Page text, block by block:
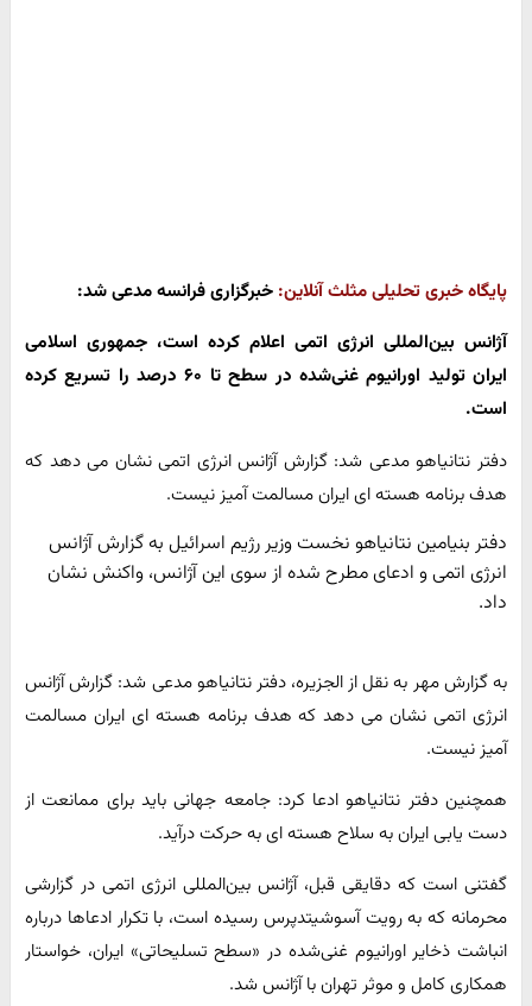
پایگاه خبری تحلیلی مثلث آنلاین: خبرگزاری فرانسه مدعی شد:
آژانس بین‌المللی انرژی اتمی اعلام کرده است، جمهوری اسلامی
ایران تولید اورانیوم غنی‌شده در سطح تا ۶۰ درصد را تسریع کرده
است.
دفتر نتانیاهو مدعی شد: گزارش آژانس انرژی اتمی نشان می دهد که
هدف برنامه هسته ای ایران مسالمت آمیز نیست.
دفتر بنیامین نتانیاهو نخست وزیر رژیم اسرائیل به گزارش آژانس
انرژی اتمی و ادعای مطرح شده از سوی این آژانس، واکنش نشان
داد.
به گزارش مهر به نقل از الجزیره، دفتر نتانیاهو مدعی شد: گزارش آژانس
انرژی اتمی نشان می دهد که هدف برنامه هسته ای ایران مسالمت
آمیز نیست.
همچنین دفتر نتانیاهو ادعا کرد: جامعه جهانی باید برای ممانعت از
دست یابی ایران به سلاح هسته ای به حرکت درآید.
گفتنی است که دقایقی قبل، آژانس بین‌المللی انرژی اتمی در گزارشی
محرمانه که به رویت آسوشیتدپرس رسیده است، با تکرار ادعاها درباره
انباشت ذخایر اورانیوم غنی‌شده در «سطح تسلیحاتی» ایران، خواستار
همکاری کامل و موثر تهران با آژانس شد.